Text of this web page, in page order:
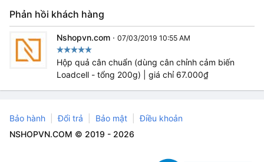
Phản hồi khách hàng
Nshopvn.com · 07/03/2019 10:55 AM
Hộp quả cân chuẩn (dùng cân chỉnh cảm biến
Loadcell - tổng 200g) | giá chỉ 67.000₫
Bảo hành Đổi trả Bảo mật
Điều khoản
NSHOPVN.COM © 2019 - 2026